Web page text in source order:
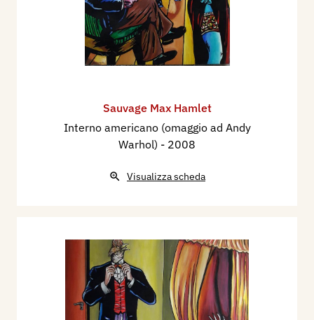
Sauvage Max Hamlet
Interno americano (omaggio ad Andy
Warhol) - 2008
Visualizza scheda